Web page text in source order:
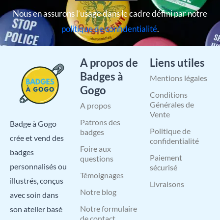
Nous en assurons l’usage dans le cadre défini par notre
politique de confidentialité.
Badge à Gogo
crée et vend des
badges
personnalisés ou
illustrés, conçus
avec soin dans
son atelier basé
A propos de
Badges à
Gogo
A propos
Patrons des
badges
Foire aux
questions
Témoignages
Notre blog
Notre formulaire
Liens utiles
Mentions légales
Conditions
Générales de
Vente
Politique de
confidentialité
Paiement
sécurisé
Livraisons